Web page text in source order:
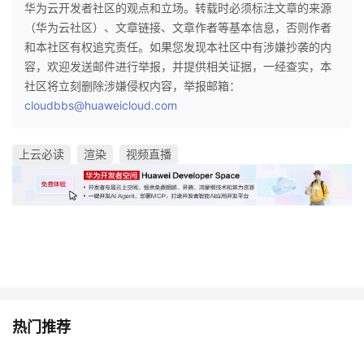
华为云开发者社区的观点和立场。转载时必须标注文章的来源
（华为云社区）、文章链接、文章作者等基本信息，否则作者
和本社区有权追究责任。如果您发现本社区中有涉嫌抄袭的内
容，欢迎发送邮件进行举报，并提供相关证据，一经查实，本
社区将立刻删除涉嫌侵权内容，举报邮箱：
cloudbbs@huaweicloud.com
上云必读 渲染 视频直播
热门推荐